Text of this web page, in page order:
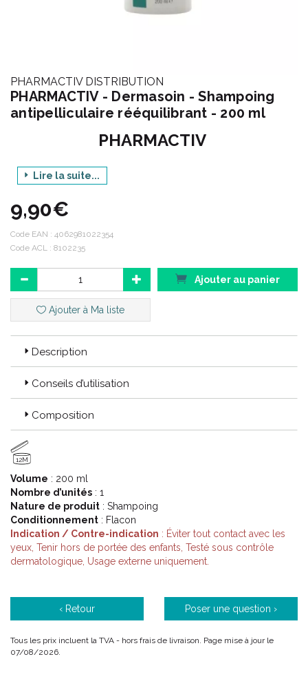
PHARMACTIV DISTRIBUTION
PHARMACTIV - Dermasoin - Shampoing
antipelliculaire rééquilibrant - 200 ml
PHARMACTIV
Produit : SHAMPOING ANTIPELLICULAIRE
Contenance : 200 ML
Code ACL :8102235
Lire la suite...
9,90€
Code EAN : 4062981022354
Code ACL : 8102235
Ajouter au panier
Ajouter à Ma liste
Description
Conseils d’utilisation
Composition
12M
Volume : 200 ml
Nombre d’unités : 1
Nature de produit : Shampoing
Conditionnement : Flacon
Indication / Contre-indication : Éviter tout contact avec les
yeux, Tenir hors de portée des enfants, Testé sous contrôle
dermatologique, Usage externe uniquement.
‹ Retour Poser une question ›
Tous les prix incluent la TVA - hors frais de livraison. Page mise à jour le
07/08/2026.